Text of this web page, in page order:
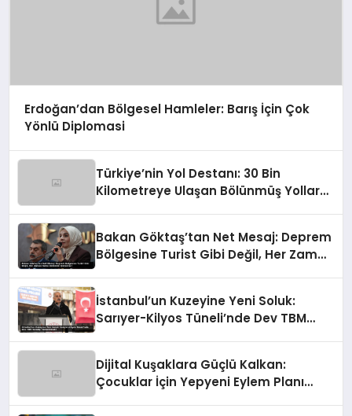
Erdoğan’dan Bölgesel Hamleler: Barış İçin Çok
Yönlü Diplomasi
Türkiye’nin Yol Destanı: 30 Bin
Kilometreye Ulaşan Bölünmüş Yollar
Bakan Göktaş’tan Net Mesaj: Deprem
Bölgesine Turist Gibi Değil, Her Zaman
İstanbul’un Kuzeyine Yeni Soluk:
Sarıyer-Kilyos Tüneli’nde Dev TBM
Dijital Kuşaklara Güçlü Kalkan:
Çocuklar İçin Yepyeni Eylem Planı